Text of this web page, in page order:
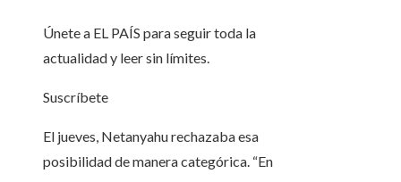
Únete a EL PAÍS para seguir toda la
actualidad y leer sin límites.
Suscríbete
El jueves, Netanyahu rechazaba esa
posibilidad de manera categórica. “En